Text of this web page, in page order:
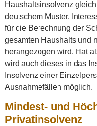
Haushaltsinsolvenz
deutschem Muster.
für die Berechnung der
gesamten Haushalts und
herangezogen wird. Hat
wird auch dieses in das
Insolvenz einer
Ausnahmefällen möglich.
Mindest- und
Privatinsolvenz